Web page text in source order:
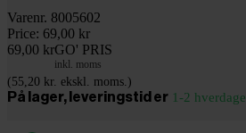
Varenr. 8005602
Price: 69,00 kr
69,00 krGO' PRIS
inkl. moms
(55,20 kr. ekskl. moms.)
På lager, leveringstid er 1-2 hverdage